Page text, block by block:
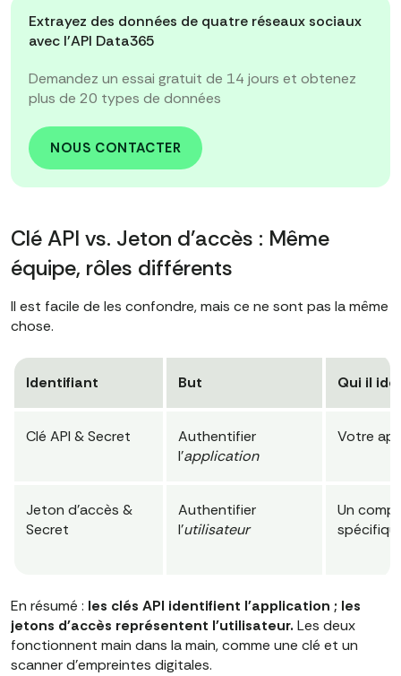
Extrayez des données de quatre réseaux sociaux
avec l'API Data365
Demandez un essai gratuit de 14 jours et obtenez
plus de 20 types de données
NOUS CONTACTER
Clé API vs. Jeton d'accès : Même
équipe, rôles différents
Il est facile de les confondre, mais ce ne sont pas la même
chose.
Identifiant But Qui il
Clé API & Secret
Authentifier
l'application
Votre
Jeton d'accès &
Secret
Authentifier
l'utilisateur
Un
En résumé : les clés API identifient l'application ; les
jetons d'accès représentent l'utilisateur. Les deux
fonctionnent main dans la main, comme une clé et un
scanner d'empreintes digitales.